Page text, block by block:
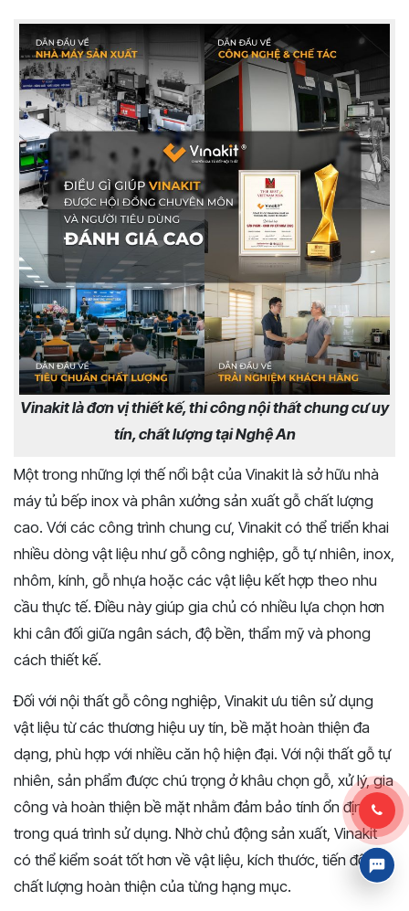
Vinakit là đơn vị thiết kế, thi công nội thất chung cư uy
tín, chất lượng tại Nghệ An
Một trong những lợi thế nổi bật của Vinakit là sở hữu nhà
máy tủ bếp inox và phân xưởng sản xuất gỗ chất lượng
cao. Với các công trình chung cư, Vinakit có thể triển khai
nhiều dòng vật liệu như gỗ công nghiệp, gỗ tự nhiên, inox,
nhôm, kính, gỗ nhựa hoặc các vật liệu kết hợp theo nhu
cầu thực tế. Điều này giúp gia chủ có nhiều lựa chọn hơn
khi cân đối giữa ngân sách, độ bền, thẩm mỹ và phong
cách thiết kế.
Đối với nội thất gỗ công nghiệp, Vinakit ưu tiên sử dụng
vật liệu từ các thương hiệu uy tín, bề mặt hoàn thiện đa
dạng, phù hợp với nhiều căn hộ hiện đại. Với nội thất gỗ tự
nhiên, sản phẩm được chú trọng ở khâu chọn gỗ, xử lý, gia
công và hoàn thiện bề mặt nhằm đảm bảo tính ổn định
trong quá trình sử dụng. Nhờ chủ động sản xuất, Vinakit
có thể kiểm soát tốt hơn về vật liệu, kích thước, tiến độ và
chất lượng hoàn thiện của từng hạng mục.